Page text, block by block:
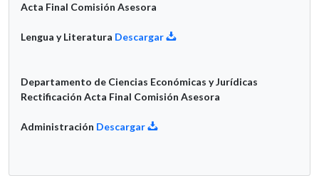
Acta Final Comisión Asesora
Lengua y Literatura Descargar
Departamento de Ciencias Económicas y Jurídicas
Rectificación Acta Final Comisión Asesora
Administración Descargar